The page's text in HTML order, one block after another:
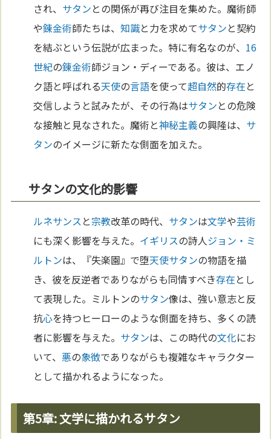
され、 サタンとの関係が再び注目を集めた。魔術師
や錬金術師たちは、知識と力を求めてサタンと契約
を結ぶという伝説が広まった。特に有名なのが、 16
世紀の錬金術師ジョン・ディーである。彼は、エノ
ク語と呼ばれる天使の言語を使って超自然的存在と
交信しようと試みたが、その行為はサタンとの危険
な接触と見なされた。魔術と神秘主義の興隆は、 サ
タンのイメージに新たな側面を加えた。
サタンの文化的影響
ルネサンスと宗教改革の時代、 サタンは文学や芸術
にも深く影響を与えた。 イギリスの詩人ジョン・ミ
ルトンは、『失楽園』で堕天使サタンの物語を描
き、彼を反逆者でありながらも同情すべき存在とし
て表現した。ミルトンのサタン像は、強い意志と反
抗心を持つヒーローのような側面を持ち、多くの読
者に影響を与えた。 サタンは、この時代の文化にお
いて、悪の象徴でありながらも複雑なキャラクター
として描かれるようになった。
第5章: 文学に描かれるサタン